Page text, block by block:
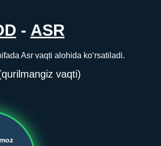
- ASR
Asr vaqti alohida ko‘rsatiladi.
vaqti)